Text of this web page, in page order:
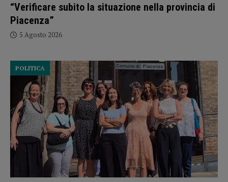
“Verificare subito la situazione nella provincia di
Piacenza”
5 Agosto 2026
POLITICA